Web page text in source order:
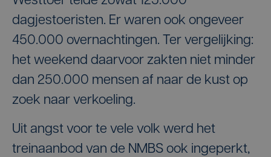
dagjestoeristen. Er waren ook ongeveer
450.000 overnachtingen. Ter vergelijking:
het weekend daarvoor zakten niet minder
dan 250.000 mensen af naar de kust op
zoek naar verkoeling.
Uit angst voor te vele volk werd het
treinaanbod van de NMBS ook ingeperkt,